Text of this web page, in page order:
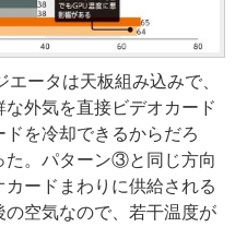
ータは天板組み込みで、
外気を直接ビデオカード
を冷却できるからだろ
。パターン③と同じ方向
ードまわりに供給される
空気なので、若干温度が